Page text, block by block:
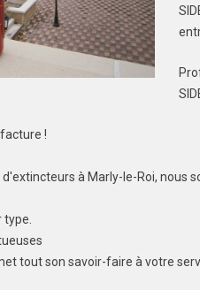
!
à Marly-le-Roi, nous
tout son savoir-faire à votre